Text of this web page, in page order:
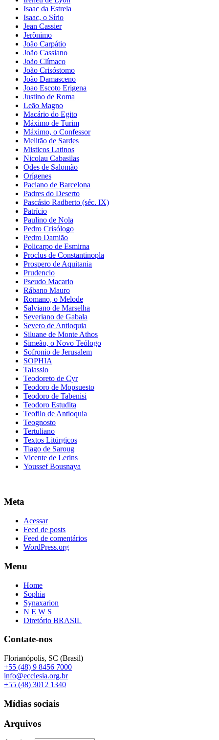
Isaac da Estrela
Isaac, o Sírio
Jean Cassier
Jerônimo
João Carpátio
João Cassiano
João Clímaco
João Crisóstomo
João Damasceno
Joao Escoto Erigena
Justino de Roma
Leão Magno
Macário do Egito
Máximo de Turim
Máximo, o Confessor
Melitão de Sardes
Misticos Latinos
Nicolau Cabasilas
Odes de Salomão
Orígenes
Paciano de Barcelona
Padres do Deserto
Pascásio Radberto (séc. IX)
Patrício
Paulino de Nola
Pedro Crisólogo
Pedro Damião
Policarpo de Esmirna
Proclus de Constantinopla
Prospero de Aquitania
Prudencio
Pseudo Macario
Rábano Mauro
Romano, o Melode
Salviano de Marselha
Severiano de Gabala
Severo de Antioquia
Siluane de Monte Athos
Simeão, o Novo Teólogo
Sofronio de Jerusalem
SOPHIA
Talassio
Teodoreto de Cyr
Teodoro de Mopsuesto
Teodoro de Tabenisi
Teodoro Estudita
Teofilo de Antioquia
Teognosto
Tertuliano
Textos Litúrgicos
Tiago de Saroug
Vicente de Lerins
Youssef Bousnaya
Meta
Acessar
Feed de posts
Feed de comentários
WordPress.org
Menu
Home
Sophia
Synaxarion
N E W S
Diretório BRASIL
Contate-nos
Florianópolis, SC (Brasil)
+55 (48) 9 8456 7000
info@ecclesia.org.br
+55 (48) 3012 1340
Mídias sociais
Arquivos